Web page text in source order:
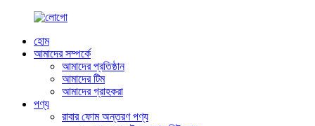
হোম
আমাদের সম্পর্কে
আমাদের প্রতিষ্ঠান
আমাদের টিম
আমাদের গ্রাহকরা
পণ্য
রাবার ফোম অন্তরণ পণ্য